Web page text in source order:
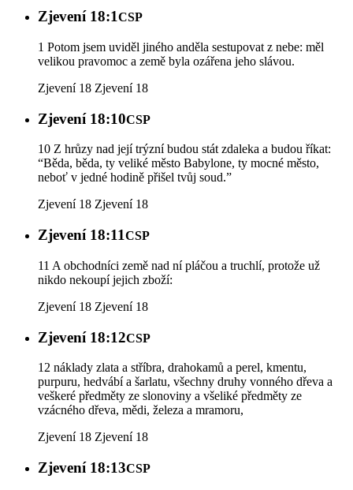
Zjevení 18:1CSP
1 Potom jsem uviděl jiného anděla sestupovat z nebe: měl
velikou pravomoc a země byla ozářena jeho slávou.
Zjevení 18 Zjevení 18
Zjevení 18:10CSP
10 Z hrůzy nad její trýzní budou stát zdaleka a budou říkat:
“Běda, běda, ty veliké město Babylone, ty mocné město,
neboť v jedné hodině přišel tvůj soud.”
Zjevení 18 Zjevení 18
Zjevení 18:11CSP
11 A obchodníci země nad ní pláčou a truchlí, protože už
nikdo nekoupí jejich zboží:
Zjevení 18 Zjevení 18
Zjevení 18:12CSP
12 náklady zlata a stříbra, drahokamů a perel, kmentu,
purpuru, hedvábí a šarlatu, všechny druhy vonného dřeva a
veškeré předměty ze slonoviny a všeliké předměty ze
vzácného dřeva, mědi, železa a mramoru,
Zjevení 18 Zjevení 18
Zjevení 18:13CSP